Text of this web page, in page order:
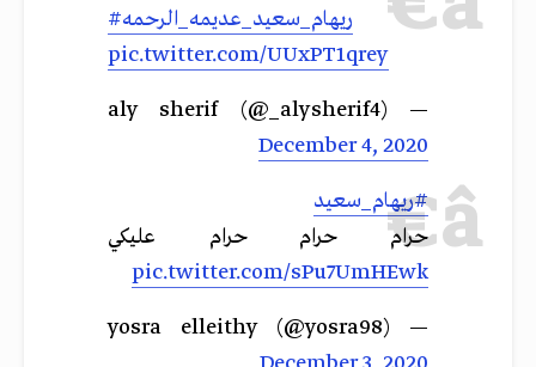
#ريهام_سعيد_عديمه_الرحمه
pic.twitter.com/UUxPT1qrey
— aly sherif (@_alysherif4)
December 4, 2020
#ريهام_سعيد
حرام حرام حرام عليكي
pic.twitter.com/sPu7UmHEwk
— yosra elleithy (@yosra98)